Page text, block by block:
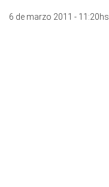
6 de marzo 2011 - 11:20hs